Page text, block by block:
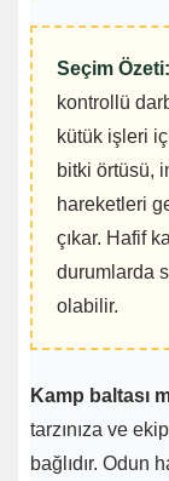
Seçim Özeti:
kontrollü
kütük işleri
bitki örtüsü,
hareketleri
çıkar. Hafif
durumlarda
olabilir.
Kamp baltası
tarzınıza ve
bağlıdır. Odun